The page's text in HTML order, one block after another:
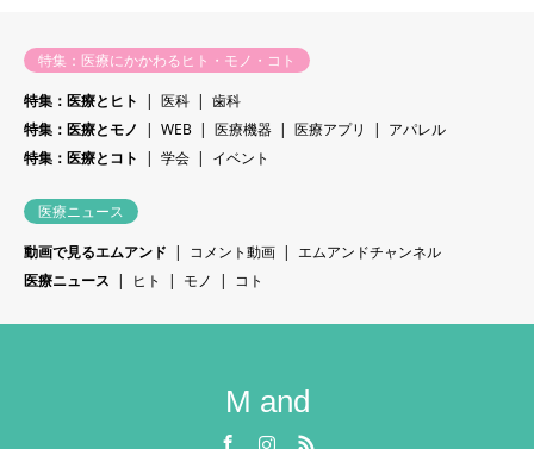
特集：医療にかかわるヒト・モノ・コト
特集：医療とヒト
医科
歯科
特集：医療とモノ
WEB 医療機器 医療アプリ
アパレル
特集：医療とコト
学会 イベント
医療ニュース
動画で見るエムアンド
コメント動画
エムアンドチャンネル
医療ニュース
ヒト モノ コト
M and